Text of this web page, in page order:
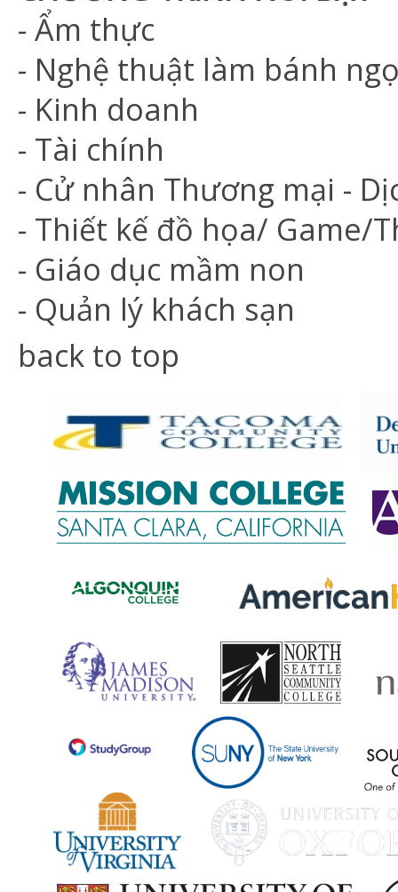
- Ẩm thực
- Nghệ thuật làm bánh
- Kinh doanh
- Tài chính
- Cử nhân Thương mại -
- Thiết kế đồ họa/ Game/
- Giáo dục mầm non
- Quản lý khách sạn
back to top